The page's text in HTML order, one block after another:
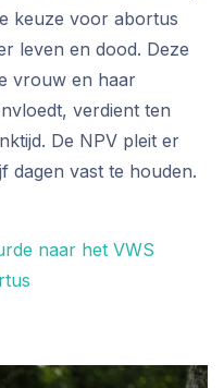
keuze voor abortus
leven en dood. Deze
vrouw en haar
verdient ten
De NPV pleit er
dagen vast te houden.
naar het VWS